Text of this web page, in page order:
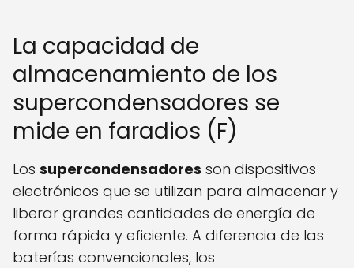
La capacidad de
almacenamiento de los
supercondensadores se
mide en faradios (F)
Los supercondensadores son dispositivos
electrónicos que se utilizan para almacenar y
liberar grandes cantidades de energía de
forma rápida y eficiente. A diferencia de las
baterías convencionales, los